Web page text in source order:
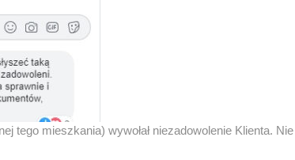
tego mieszkania) wywołał niezadowolenie Klienta. Nie